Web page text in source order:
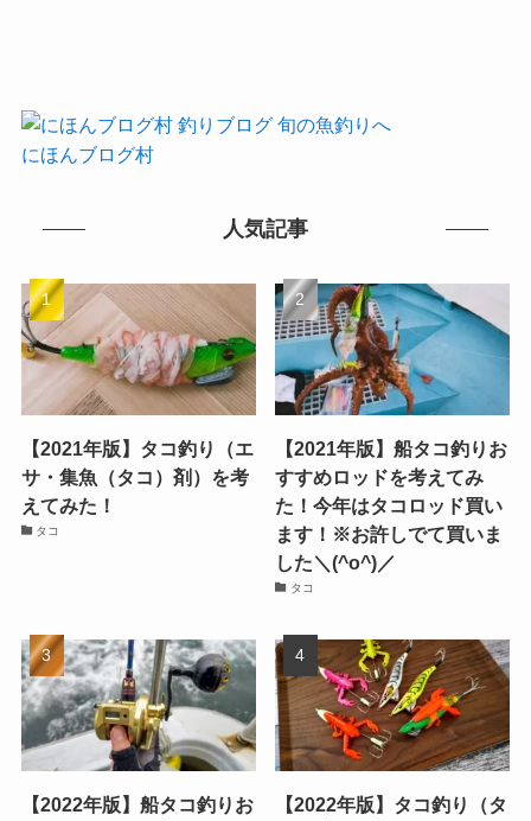
にほんブログ村
人気記事
【2021年版】タコ釣り（エ
サ・集魚（タコ）剤）を考
えてみた！
タコ
【2021年版】船タコ釣りお
すすめロッドを考えてみ
た！今年はタコロッド買い
ます！※お許しでて買いま
した＼(^o^)／
タコ
【2022年版】船タコ釣りお
【2022年版】タコ釣り（タ